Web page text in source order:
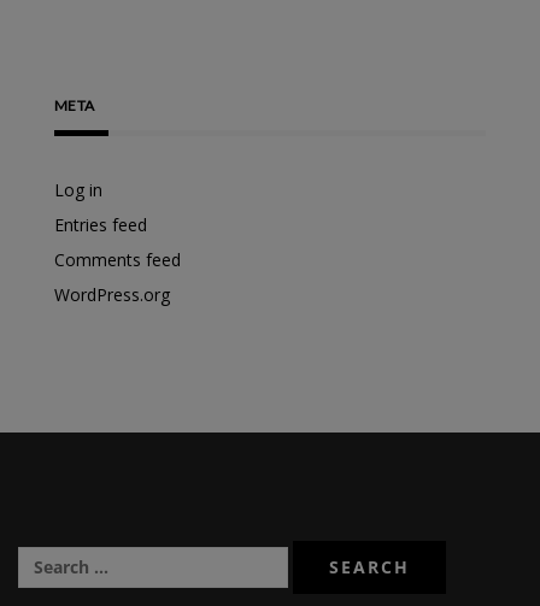
META
Log in
Entries feed
Comments feed
WordPress.org